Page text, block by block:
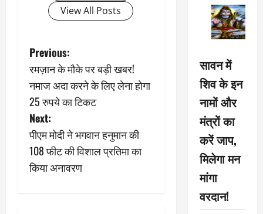
View All Posts
P
o
s
t
n
a
Previous:
रमज़ान के मौके पर बड़ी खबर!
नमाज अदा करने के लिए लेना होगा
25 रुपये का टिकट
Next:
पीएम मोदी ने भगवान हनुमान की
108 फीट की विशाल प्रतिमा का
किया अनावरण
सावन में
शिव के इन
नामों और
मंत्रों का
करें जाप,
मिलेगा मन
मांगा
वरदान!